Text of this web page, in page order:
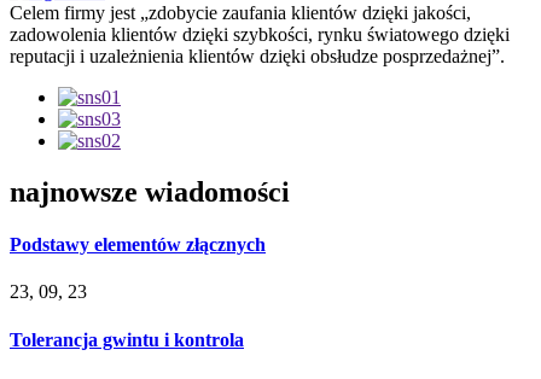
Celem firmy jest „zdobycie zaufania klientów dzięki jakości,
zadowolenia klientów dzięki szybkości, rynku światowego dzięki
reputacji i uzależnienia klientów dzięki obsłudze posprzedażnej”.
najnowsze wiadomości
Podstawy elementów złącznych
23, 09, 23
Tolerancja gwintu i kontrola